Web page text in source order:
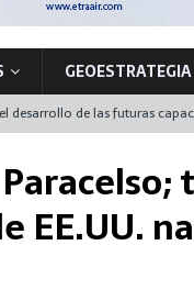
GEOESTRATEGIA
desarrollo de las futuras
de vehículos militares en A
especiales que
EE.UU.